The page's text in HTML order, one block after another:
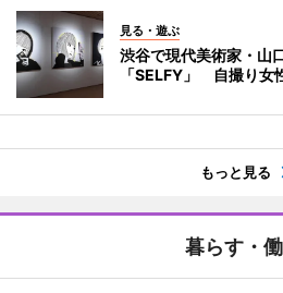
見る・遊ぶ
渋谷で現代美術家・山
「SELFY」 自撮り女
もっと見る
暮らす・働